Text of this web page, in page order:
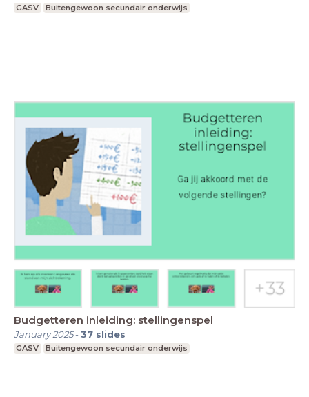
GASV Buitengewoon secundair onderwijs
Budgetteren inleiding: stellingenspel
January 2025-37 slides
GASV Buitengewoon secundair onderwijs